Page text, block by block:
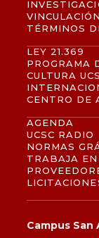
VINCULACIÓN
TÉRMINOS
LEY 21.369
PROGRAMA
CULTURA
CENTRO DE
AGENDA
UCSC RADIO
NORMAS
TRABAJA EN
Campus San